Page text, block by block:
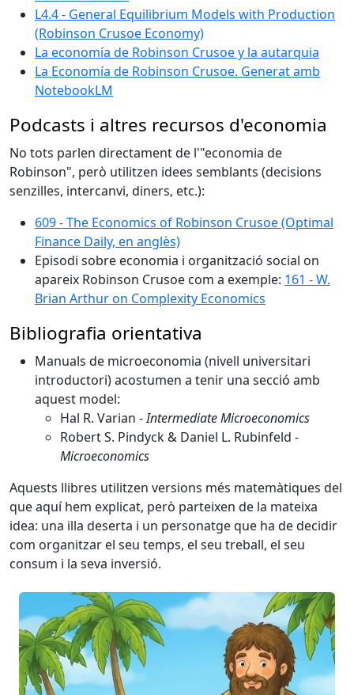
L4.4 - General Equilibrium Models with Production
(Robinson Crusoe Economy)
La economía de Robinson Crusoe y la autarquia
La Economía de Robinson Crusoe. Generat amb
NotebookLM
Podcasts i altres recursos d'economia
No tots parlen directament de l'"economia de
Robinson", però utilitzen idees semblants (decisions
senzilles, intercanvi, diners, etc.):
609 - The Economics of Robinson Crusoe (Optimal
Finance Daily, en anglès)
Episodi sobre economia i organització social on
apareix Robinson Crusoe com a exemple: 161 - W.
Brian Arthur on Complexity Economics
Bibliografia orientativa
Manuals de microeconomia (nivell universitari
introductori) acostumen a tenir una secció amb
aquest model:
Hal R. Varian -Intermediate Microeconomics
Robert S. Pindyck & Daniel L. Rubinfeld -
Microeconomics
Aquests llibres utilitzen versions més matemàtiques del
que aquí hem explicat, però parteixen de la mateixa
idea: una illa deserta i un personatge que ha de decidir
com organitzar el seu temps, el seu treball, el seu
consum i la seva inversió.